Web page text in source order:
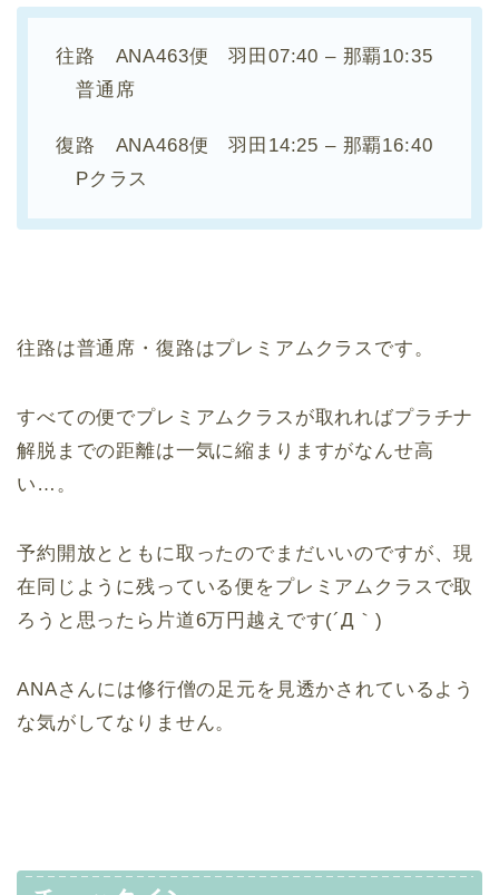
往路 ANA463便 羽田07:40 – 那覇10:35
普通席
復路 ANA468便 羽田14:25 – 那覇16:40
Pクラス
往路は普通席・復路はプレミアムクラスです。
すべての便でプレミアムクラスが取れればプラチナ
解脱までの距離は一気に縮まりますがなんせ高
い…。
予約開放とともに取ったのでまだいいのですが、現
在同じように残っている便をプレミアムクラスで取
ろうと思ったら片道6万円越えです(´Д｀)
ANAさんには修行僧の足元を見透かされているよう
な気がしてなりません。